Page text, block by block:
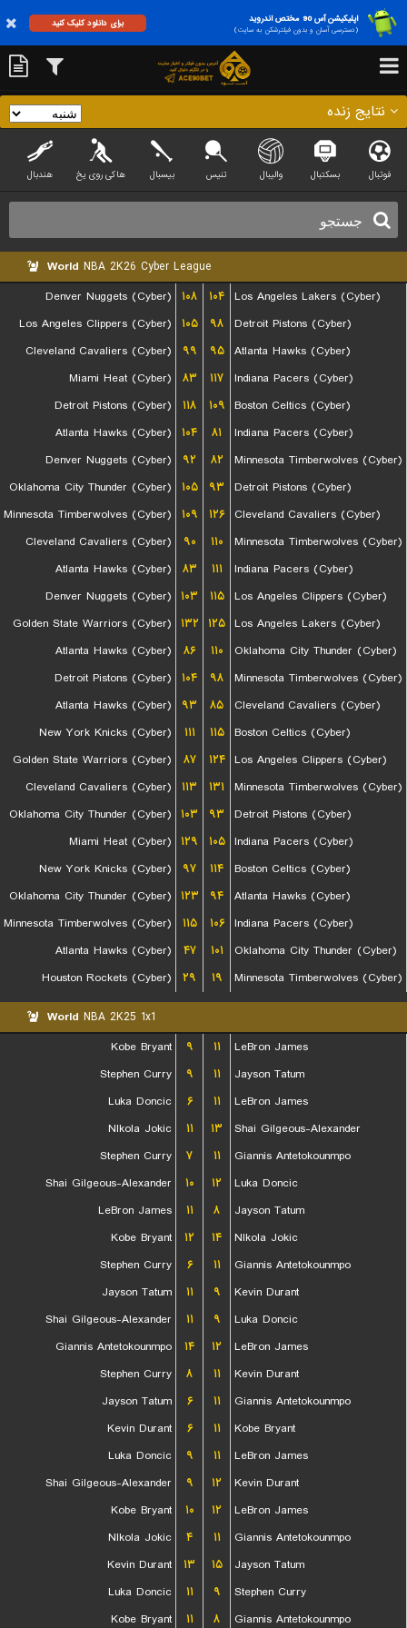
اپلیکیشن آس 90 مختص اندروید
(دسترسی آسان و بدون فیلترشکن به سایت)
برای دانلود کلیک کنید
نتایج زنده
فوتبال بسکتبال والیبال تنیس بیسبال هاکی روی یخ هندبال
World NBA 2K26 Cyber League
Denver Nuggets (Cyber)
۱۰۸ ۱۰۴ Los Angeles Lakers (Cyber)
Los Angeles Clippers (Cyber)
۱۰۵ ۹۸
Detroit Pistons (Cyber)
Cleveland Cavaliers (Cyber)
۹۹ ۹۵
Atlanta Hawks (Cyber)
Miami Heat (Cyber)
۸۳ ۱۱۷
Indiana Pacers (Cyber)
Detroit Pistons (Cyber)
۱۱۸ ۱۰۹ Boston Celtics (Cyber)
Atlanta Hawks (Cyber)
۱۰۴ ۸۱
Indiana Pacers (Cyber)
Denver Nuggets (Cyber)
۹۲ ۸۲
Minnesota Timberwolves (Cyber)
Oklahoma City Thunder (Cyber)
۱۰۵ ۹۳
Detroit Pistons (Cyber)
Minnesota Timberwolves (Cyber)
۱۰۹ ۱۲۶
Cleveland Cavaliers (Cyber)
Cleveland Cavaliers (Cyber)
۹۰ ۱۱۰
Minnesota Timberwolves (Cyber)
Atlanta Hawks (Cyber)
۸۳ ۱۱۱
Indiana Pacers (Cyber)
Denver Nuggets (Cyber)
۱۰۳ ۱۱۵
Los Angeles Clippers (Cyber)
Golden State Warriors (Cyber)
۱۳۲ ۱۲۵ Los Angeles Lakers (Cyber)
Atlanta Hawks (Cyber)
۸۶ ۱۱۰
Oklahoma City Thunder (Cyber)
Detroit Pistons (Cyber)
۱۰۴ ۹۸
Minnesota Timberwolves (Cyber)
Atlanta Hawks (Cyber)
۹۳ ۸۵
Cleveland Cavaliers (Cyber)
New York Knicks (Cyber)
۱۱۱ ۱۱۵
Boston Celtics (Cyber)
Golden State Warriors (Cyber)
۸۷ ۱۲۴ Los Angeles Clippers (Cyber)
Cleveland Cavaliers (Cyber)
۱۱۳ ۱۳۱
Minnesota Timberwolves (Cyber)
Oklahoma City Thunder (Cyber)
۱۰۳ ۹۳
Detroit Pistons (Cyber)
Miami Heat (Cyber)
۱۲۹ ۱۰۵ Indiana Pacers (Cyber)
New York Knicks (Cyber)
۹۷ ۱۱۴
Boston Celtics (Cyber)
Oklahoma City Thunder (Cyber)
۱۲۳ ۹۴
Atlanta Hawks (Cyber)
Minnesota Timberwolves (Cyber)
۱۱۵ ۱۰۶
Indiana Pacers (Cyber)
Atlanta Hawks (Cyber)
۴۷ ۱۰۱
Oklahoma City Thunder (Cyber)
Houston Rockets (Cyber)
۲۹ ۱۹ Minnesota Timberwolves (Cyber)
World NBA 2K25 1x1
Kobe Bryant
۹ ۱۱
LeBron James
Stephen Curry
۹ ۱۱
Jayson Tatum
Luka Doncic
۶ ۱۱
LeBron James
NIkola Jokic
۱۱ ۱۳
Shai Gilgeous-Alexander
Stephen Curry
۷ ۱۱
Giannis Antetokounmpo
Shai Gilgeous-Alexander
۱۰ ۱۲
Luka Doncic
LeBron James
۱۱ ۸
Jayson Tatum
Kobe Bryant
۱۲ ۱۴
NIkola Jokic
Stephen Curry
۶ ۱۱
Giannis Antetokounmpo
Jayson Tatum
۱۱ ۹
Kevin Durant
Shai Gilgeous-Alexander
۱۱ ۹
Luka Doncic
Giannis Antetokounmpo
۱۴ ۱۲
LeBron James
Stephen Curry
۸ ۱۱
Kevin Durant
Jayson Tatum
۶ ۱۱
Giannis Antetokounmpo
Kevin Durant
۶ ۱۱
Kobe Bryant
Luka Doncic
۹ ۱۱
LeBron James
Shai Gilgeous-Alexander
۹ ۱۲
Kevin Durant
Kobe Bryant
۱۰ ۱۲
LeBron James
NIkola Jokic
۴ ۱۱
Giannis Antetokounmpo
Kevin Durant
۱۳ ۱۵
Jayson Tatum
Luka Doncic
۱۱ ۹
Stephen Curry
Kobe Bryant
۱۱ ۸ Giannis Antetokounmpo